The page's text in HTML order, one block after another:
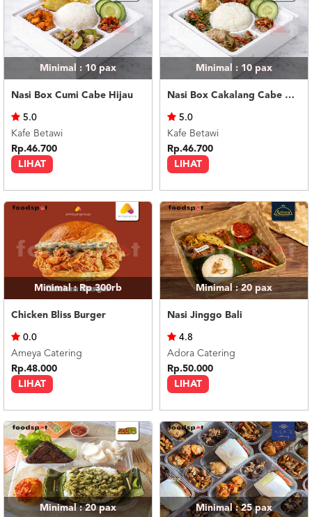
Minimal : 10pax
Nasi Box Cumi Cabe Hijau
LIHAT
5.0
Kafe Betawi
Rp.46.700
Minimal : 10pax
Nasi Box Cakalang Cabe Hijau
LIHAT
5.0
Kafe Betawi
Rp.46.700
Minimal : Rp 300rb
Chicken Bliss Burger
LIHAT
0.0
Ameya Catering
Rp.48.000
Minimal : 20pax
Nasi Jinggo Bali
LIHAT
4.8
Adora Catering
Rp.50.000
Minimal : 20pax Minimal : 25pax